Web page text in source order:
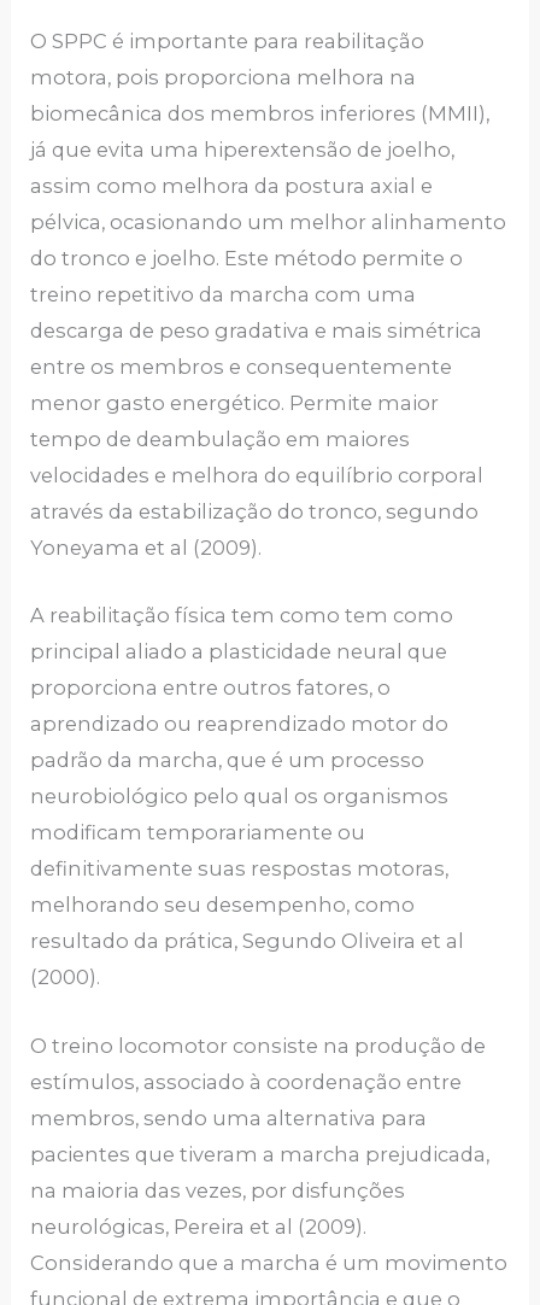
O SPPC é importante para reabilitação
motora, pois proporciona melhora na
biomecânica dos membros inferiores (MMII),
já que evita uma hiperextensão de joelho,
assim como melhora da postura axial e
pélvica, ocasionando um melhor alinhamento
do tronco e joelho. Este método permite o
treino repetitivo da marcha com uma
descarga de peso gradativa e mais simétrica
entre os membros e consequentemente
menor gasto energético. Permite maior
tempo de deambulação em maiores
velocidades e melhora do equilíbrio corporal
através da estabilização do tronco, segundo
Yoneyama et al (2009).
A reabilitação física tem como tem como
principal aliado a plasticidade neural que
proporciona entre outros fatores, o
aprendizado ou reaprendizado motor do
padrão da marcha, que é um processo
neurobiológico pelo qual os organismos
modificam temporariamente ou
definitivamente suas respostas motoras,
melhorando seu desempenho, como
resultado da prática, Segundo Oliveira et al
(2000).
O treino locomotor consiste na produção de
estímulos, associado à coordenação entre
membros, sendo uma alternativa para
pacientes que tiveram a marcha prejudicada,
na maioria das vezes, por disfunções
neurológicas, Pereira et al (2009).
Considerando que a marcha é um movimento
funcional de extrema importância e que o